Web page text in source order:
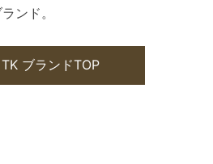
ンド。
ブランドTOP